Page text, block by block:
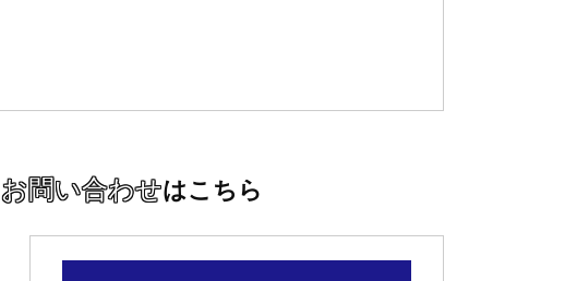
お問い合わせはこちら